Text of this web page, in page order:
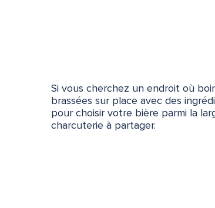
Si vous cherchez un endroit où
brassées sur place avec des
pour choisir votre bière parmi la
charcuterie à partager.